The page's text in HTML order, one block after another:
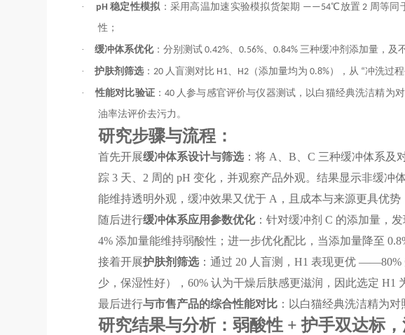
· pH 稳定性模拟 ：采用高温加速实验模拟货架期 ——54℃放置 2 周等同
性；
·
缓冲体系优化：分别测试 0.42%、0.56%、0.84% 三种缓冲剂添加量，及不
·
护肤剂筛选：20 人盲测对比 H1、H2（添加量均为 0.8%），从 “冲洗过
·
性能对比验证：40 人参与感官评价与仪器测试，以白猫经典洗洁精为
油率法评价去污力。
研究步骤与流程：
首先开展缓冲体系设计与筛选：将 A、B、C 三种缓冲体系及
踪 3 天、2 周的 pH 变化，并观察产品外观。结果显示非缓
能维持透明外观，缓冲效果又优于 A，且成本与来源更具优势
随后进行缓冲体系应用参数优化：针对缓冲剂 C 的添加量，
4% 添加量能维持弱酸性；进一步优化配比，当添加量降至
接着开展护肤剂筛选：通过 20 人盲测，H1 表现更优 ——80%
少，保湿性好），60% 认为干燥后肤感更滋润，因此选定 H1
最后进行与市售产品的综合性能对比：以白猫经典洗洁精为对
研究结果与分析：弱酸性 + 护手双达标